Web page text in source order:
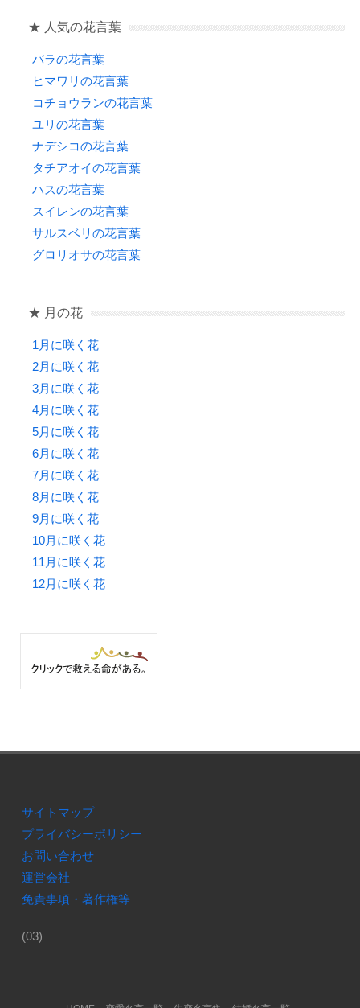
★ 人気の花言葉
バラの花言葉
ヒマワリの花言葉
コチョウランの花言葉
ユリの花言葉
ナデシコの花言葉
タチアオイの花言葉
ハスの花言葉
スイレンの花言葉
サルスベリの花言葉
グロリオサの花言葉
★ 月の花
1月に咲く花
2月に咲く花
3月に咲く花
4月に咲く花
5月に咲く花
6月に咲く花
7月に咲く花
8月に咲く花
9月に咲く花
10月に咲く花
11月に咲く花
12月に咲く花
サイトマップ
プライバシーポリシー
お問い合わせ
運営会社
免責事項・著作権等
(03)